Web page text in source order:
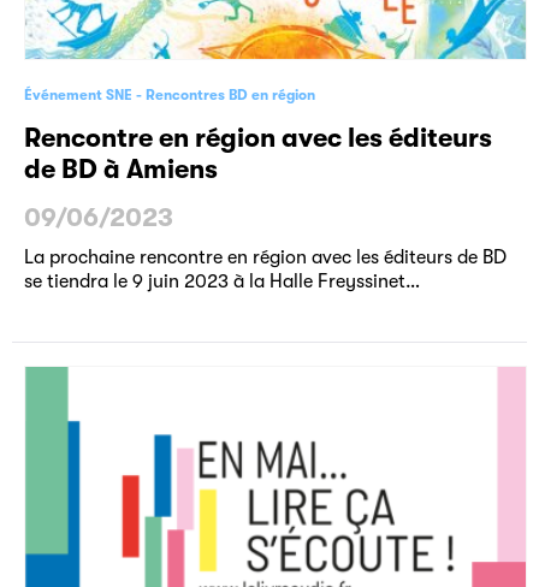
Événement SNE Rencontres BD en région
Rencontre en région avec les éditeurs
de BD à Amiens
09/06/2023
La prochaine rencontre en région avec les éditeurs de BD
se tiendra le 9 juin 2023 à la Halle Freyssinet…